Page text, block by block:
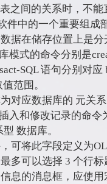
之间的关系时，不能
件中的一个重要组成
据在储存位置上是分
模式的命令分别是
SQL 语句分别对应
范围。
对应数据库的 元关系
入和修改记录的命令
数据库。
可将此字段定义为
多可以选择 3 个行标
息的消息框，应使用